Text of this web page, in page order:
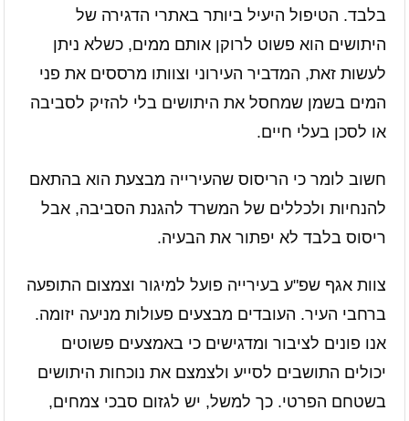
בלבד. הטיפול היעיל ביותר באתרי הדגירה של
היתושים הוא פשוט לרוקן אותם ממים, כשלא ניתן
לעשות זאת, המדביר העירוני וצוותו מרססים את פני
המים בשמן שמחסל את היתושים בלי להזיק לסביבה
או לסכן בעלי חיים.
חשוב לומר כי הריסוס שהעירייה מבצעת הוא בהתאם
להנחיות ולכללים של המשרד להגנת הסביבה, אבל
ריסוס בלבד לא יפתור את הבעיה.
צוות אגף שפ"ע בעירייה פועל למיגור וצמצום התופעה
ברחבי העיר. העובדים מבצעים פעולות מניעה יזומה.
אנו פונים לציבור ומדגישים כי באמצעים פשוטים
יכולים התושבים לסייע ולצמצם את נוכחות היתושים
בשטחם הפרטי. כך למשל, יש לגזום סבכי צמחים,